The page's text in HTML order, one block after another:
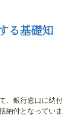
る基礎知
、銀行窓口に納付
納付となっていま